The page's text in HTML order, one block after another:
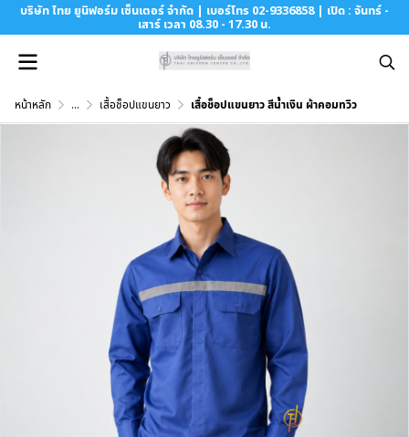
บริษัท ไทย ยูนิฟอร์ม เซ็นเตอร์ จำกัด | เบอร์โทร 02-9336858 | เปิด : จันทร์ -
เสาร์ เวลา 08.30 - 17.30 น.
หน้าหลัก ... เสื้อช็อปแขนยาว เสื้อช็อปแขนยาว สีน้ำเงิน ผ้าคอมทวิว